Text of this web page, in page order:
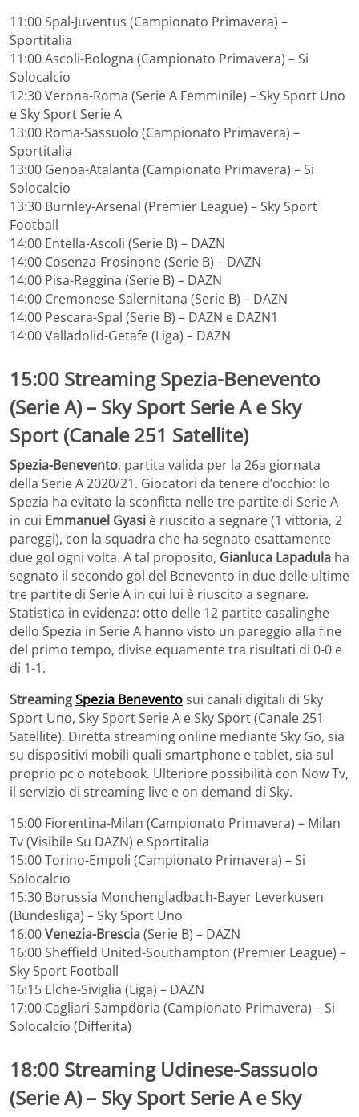
11:00 Spal-Juventus (Campionato Primavera) –
Sportitalia
11:00 Ascoli-Bologna (Campionato Primavera) – Si
Solocalcio
12:30 Verona-Roma (Serie A Femminile) – Sky Sport Uno
e Sky Sport Serie A
13:00 Roma-Sassuolo (Campionato Primavera) –
Sportitalia
13:00 Genoa-Atalanta (Campionato Primavera) – Si
Solocalcio
13:30 Burnley-Arsenal (Premier League) – Sky Sport
Football
14:00 Entella-Ascoli (Serie B) – DAZN
14:00 Cosenza-Frosinone (Serie B) – DAZN
14:00 Pisa-Reggina (Serie B) – DAZN
14:00 Cremonese-Salernitana (Serie B) – DAZN
14:00 Pescara-Spal (Serie B) – DAZN e DAZN1
14:00 Valladolid-Getafe (Liga) – DAZN
15:00 Streaming Spezia-Benevento
(Serie A) – Sky Sport Serie A e Sky
Sport (Canale 251 Satellite)
Spezia-Benevento, partita valida per la 26a giornata
della Serie A 2020/21. Giocatori da tenere d’occhio: lo
Spezia ha evitato la sconfitta nelle tre partite di Serie A
in cui Emmanuel Gyasi è riuscito a segnare (1 vittoria, 2
pareggi), con la squadra che ha segnato esattamente
due gol ogni volta. A tal proposito, Gianluca Lapadula ha
segnato il secondo gol del Benevento in due delle ultime
tre partite di Serie A in cui lui è riuscito a segnare.
Statistica in evidenza: otto delle 12 partite casalinghe
dello Spezia in Serie A hanno visto un pareggio alla fine
del primo tempo, divise equamente tra risultati di 0-0 e
di 1-1.
StreamingSpezia Beneventosui canali digitali di Sky
Sport Uno, Sky Sport Serie A e Sky Sport (Canale 251
Satellite). Diretta streaming online mediante Sky Go, sia
su dispositivi mobili quali smartphone e tablet, sia sul
proprio pc o notebook. Ulteriore possibilità con Now Tv,
il servizio di streaming live e on demand di Sky.
15:00 Fiorentina-Milan (Campionato Primavera) – Milan
Tv (Visibile Su DAZN) e Sportitalia
15:00 Torino-Empoli (Campionato Primavera) – Si
Solocalcio
15:30 Borussia Monchengladbach-Bayer Leverkusen
(Bundesliga) – Sky Sport Uno
16:00Venezia-Brescia(Serie B) – DAZN
16:00 Sheffield United-Southampton (Premier League) –
Sky Sport Football
16:15 Elche-Siviglia (Liga) – DAZN
17:00 Cagliari-Sampdoria (Campionato Primavera) – Si
Solocalcio (Differita)
18:00 Streaming Udinese-Sassuolo
(Serie A) – Sky Sport Serie A e Sky